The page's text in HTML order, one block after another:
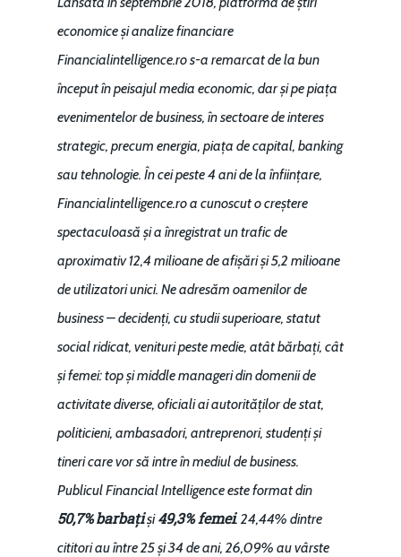
economice și analize financiare
Financialintelligence.ro s-a remarcat de la bun
început în peisajul media economic, dar și pe piața
evenimentelor de business, în sectoare de interes
strategic, precum energia, piața de capital, banking
sau tehnologie. În cei peste4 ani de la înființare,
Financialintelligence.roa cunoscut o creștere
spectaculoasă și a înregistrat un trafic de
aproximativ12,4 milioane de afișăriși5,2 milioane
de utilizatori unici. Ne adresăm oamenilor de
business – decidenți, cu studii superioare, statut
social ridicat, venituri peste medie, atât bărbați, cât
și femei: top și middle manageri din domenii de
activitate diverse, oficiali ai autorităților de stat,
politicieni, ambasadori, antreprenori, studenți și
tineri care vor să intre în mediul de business.
Publicul Financial Intelligence este format din
50,7%barbațiși49,3% femei.24,44% dintre
cititori au între25 și 34 de ani,26,09% au vârste